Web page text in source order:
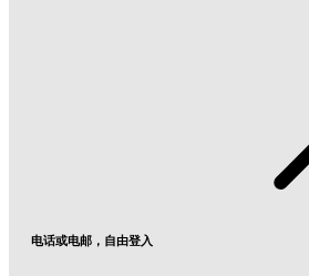
电话或电邮，自由登入